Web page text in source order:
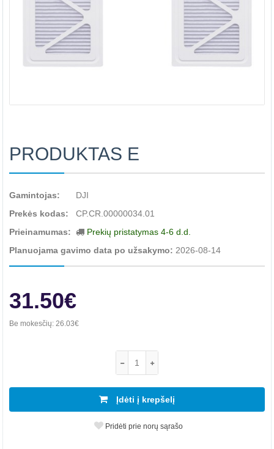
PRODUKTAS E
Gamintojas:
DJI
Prekės kodas:
CP.CR.00000034.01
Prieinamumas:
Prekių pristatymas 4-6 d.d.
Planuojama gavimo data po užsakymo: 2026-08-14
31.50€
Be mokesčių: 26.03€
Įdėti į krepšelį
Pridėti prie norų sąrašo